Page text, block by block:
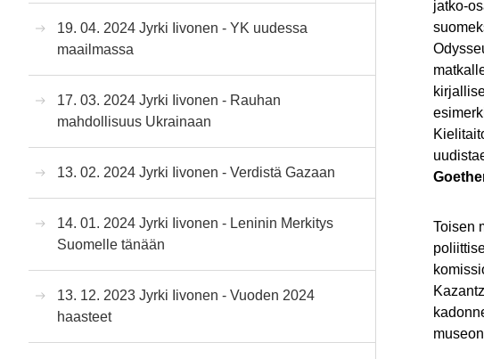
jatko-
Toisen
19. 04. 2024 Jyrki Iivonen - YK uudessa
maailmassa
17. 03. 2024 Jyrki Iivonen - Rauhan
mahdollisuus Ukrainaan
13. 02. 2024 Jyrki Iivonen - Verdistä Gazaan
14. 01. 2024 Jyrki Iivonen - Leninin Merkitys
Suomelle tänään
13. 12. 2023 Jyrki Iivonen - Vuoden 2024
haasteet